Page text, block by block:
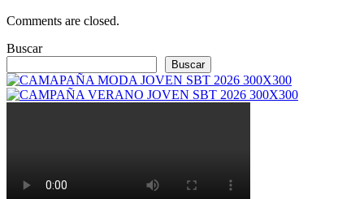
Comments are closed.
Buscar
Buscar